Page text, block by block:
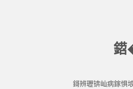
鎶辨瓑锛屾病鎵惧